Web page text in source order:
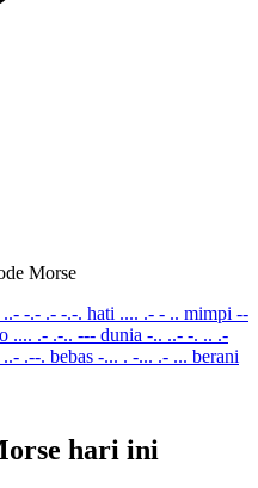
Morse
..- -.- .- -.-. hati .... .- - .. mimpi --
.... .- .-.. --- dunia -.. ..- -. .. .-
.--. bebas -... . -... .- ... berani
hari ini